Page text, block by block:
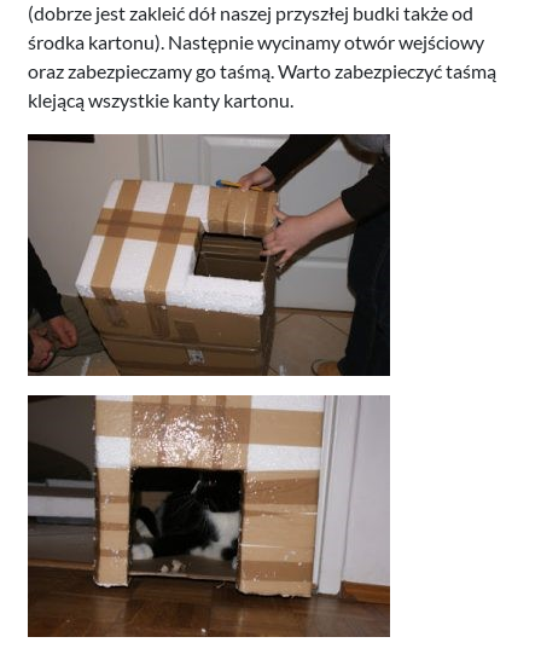
(dobrze jest zakleić dół naszej przyszłej budki także od
środka kartonu). Następnie wycinamy otwór wejściowy
oraz zabezpieczamy go taśmą. Warto zabezpieczyć taśmą
klejącą wszystkie kanty kartonu.